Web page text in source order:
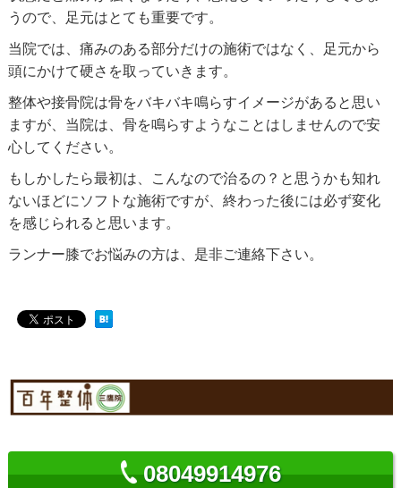
うので、足元はとても重要です。
当院では、痛みのある部分だけの施術ではなく、足元から
頭にかけて硬さを取っていきます。
整体や接骨院は骨をバキバキ鳴らすイメージがあると思い
ますが、当院は、骨を鳴らすようなことはしませんので安
心してください。
もしかしたら最初は、こんなので治るの？と思うかも知れ
ないほどにソフトな施術ですが、終わった後には必ず変化
を感じられると思います。
ランナー膝でお悩みの方は、是非ご連絡下さい。
08049914976